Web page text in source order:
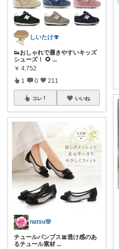
しいたけ🍄
👟おしゃれで履きやすいキッズ
シューズ！ 🌻 ...
￥ 4,752
1 0 211
コレ いいね
natsu🌸
チュールパンプス🎀透け感のあ
るチュール素材 ...